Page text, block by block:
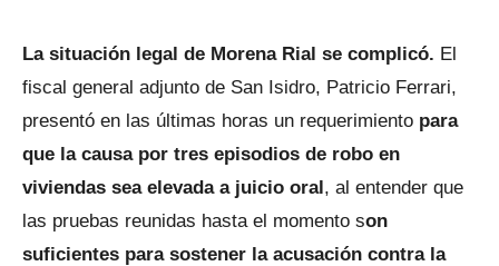
La situación legal de Morena Rial se complicó. El
fiscal general adjunto de San Isidro, Patricio Ferrari,
presentó en las últimas horas un requerimiento para
que la causa por tres episodios de robo en
viviendas sea elevada a juicio oral, al entender que
las pruebas reunidas hasta el momento son
suficientes para sostener la acusación contra la